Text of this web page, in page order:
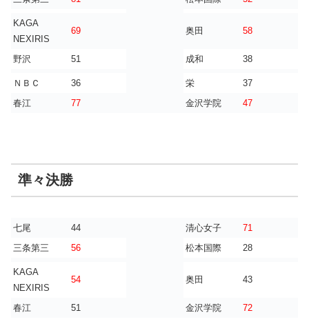
KAGA
NEXIRIS
69 奥田 58
野沢 51 成和 38
ＮＢＣ 36 栄
37
春江
77 金沢学院 47
準々決勝
七尾 44 清心女子
71
三条第三
56 松本国際 28
KAGA
NEXIRIS
54 奥田 43
春江 51 金沢学院 72